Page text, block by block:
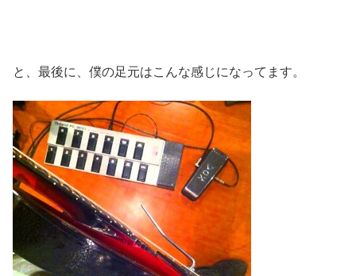
と、最後に、僕の足元はこんな感じになってます。